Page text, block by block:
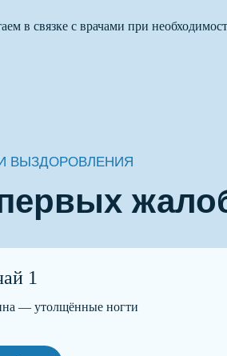
в связке с врачами при
ВЫЗДОРОВЛЕНИЯ
1
— утолщённые ногти